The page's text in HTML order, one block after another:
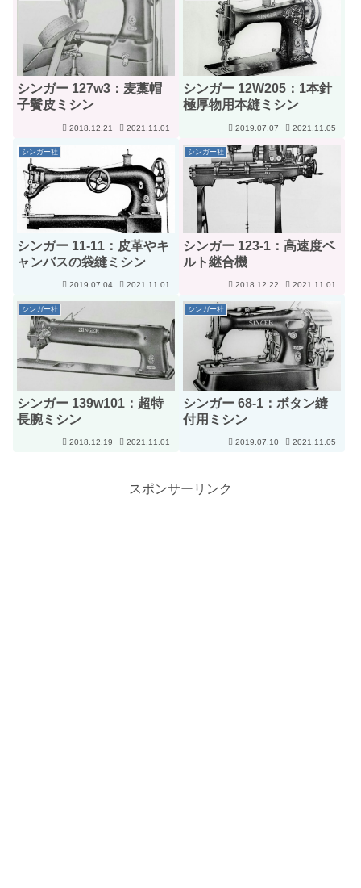
シンガー 127w3：麦藁帽
子鬢皮ミシン
2018.12.21 2021.11.01
シンガー 12W205：1本針
極厚物用本縫ミシン
2019.07.07 2021.11.05
シンガー社
シンガー 11-11：皮革やキ
ャンバスの袋縫ミシン
2019.07.04 2021.11.01
シンガー社
シンガー 123-1：高速度ベ
ルト継合機
2018.12.22 2021.11.01
シンガー社
シンガー 139w101：超特
長腕ミシン
2018.12.19 2021.11.01
シンガー社
シンガー 68-1：ボタン縫
付用ミシン
2019.07.10 2021.11.05
スポンサーリンク